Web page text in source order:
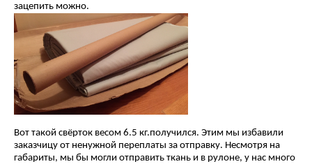
зацепить можно.
Вот такой свёрток весом 6.5 кг.получился. Этим мы избавили
заказчицу от ненужной переплаты за отправку. Несмотря на
габариты, мы бы могли отправить ткань и в рулоне, у нас много